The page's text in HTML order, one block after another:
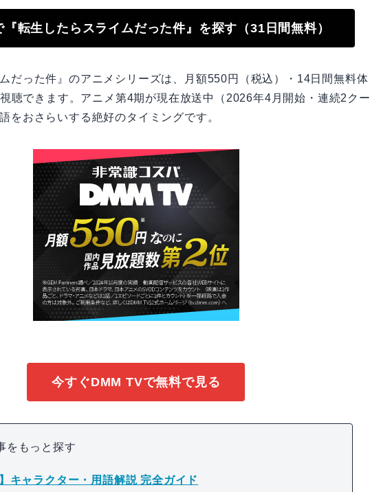
転生したらスライムだった件』を探す（31日間無料）
ムだった件』のアニメシリーズは、月額550円（税込）・14日間無料体
聴できます。アニメ第4期が現在放送中（2026年4月開始・連続2クー
をおさらいする絶好のタイミングです。
今すぐDMM TVで無料で見る
をもっと探す
】キャラクター・用語解説 完全ガイド